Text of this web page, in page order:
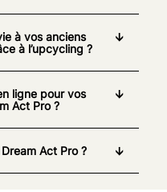
à vos anciens
à l’upcycling ?
ligne pour vos
Act Pro ?
Act Pro ?